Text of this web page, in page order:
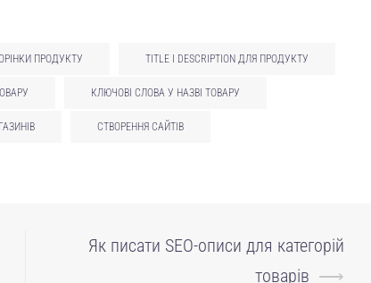
ПРОДУКТУ TITLE І DESCRIPTION ДЛЯ ПРОДУКТУ
КЛЮЧОВІ СЛОВА У НАЗВІ ТОВАРУ
СТВОРЕННЯ САЙТІВ
Як писати SEO-описи для категорій
товарів ⟶